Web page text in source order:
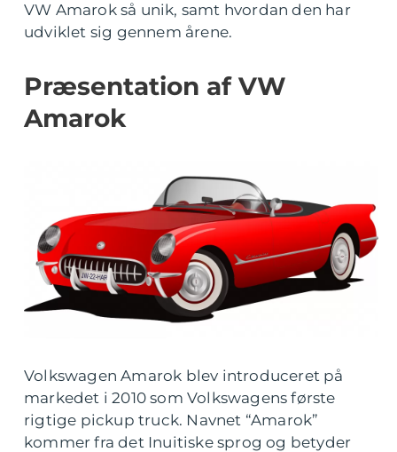
VW Amarok så unik, samt hvordan den har
udviklet sig gennem årene.
Præsentation af VW
Amarok
Volkswagen Amarok blev introduceret på
markedet i 2010 som Volkswagens første
rigtige pickup truck. Navnet “Amarok”
kommer fra det Inuitiske sprog og betyder